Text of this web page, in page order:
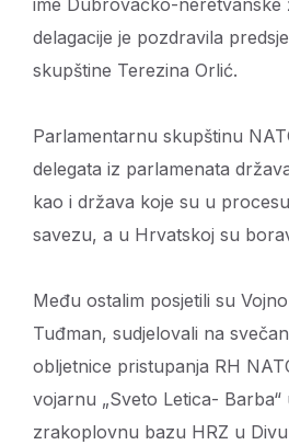
ime Dubrovačko-neretvanske
delagacije je pozdravila
skupštine Terezina Orlić.
Parlamentarnu skupštinu
delegata iz parlamenata
kao i država koje su u
savezu, a u Hrvatskoj su
Među ostalim posjetili su
Tuđman, sudjelovali na
obljetnice pristupanja RH
vojarnu „Sveto Letica- Barba“
zrakoplovnu bazu HRZ u